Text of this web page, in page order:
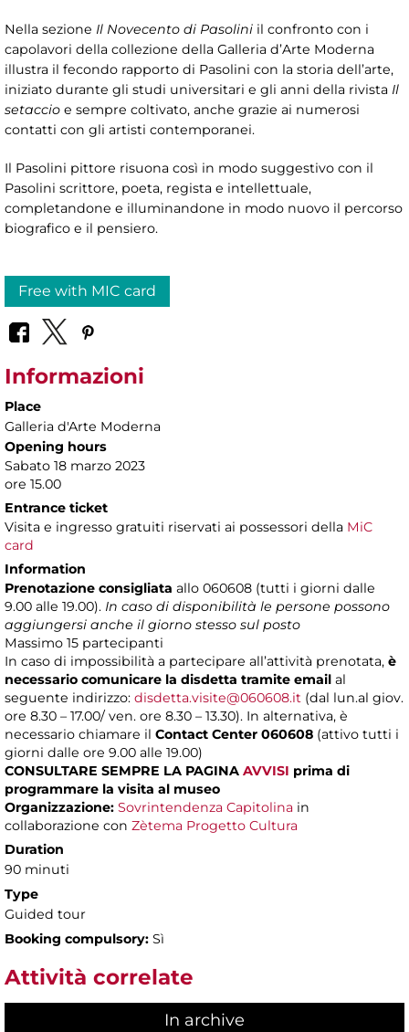
Nella sezione Il Novecento di Pasolini il confronto con i
capolavori della collezione della Galleria d’Arte Moderna
illustra il fecondo rapporto di Pasolini con la storia dell’arte,
iniziato durante gli studi universitari e gli anni della rivista Il
setaccio e sempre coltivato, anche grazie ai numerosi
contatti con gli artisti contemporanei.
Il Pasolini pittore risuona così in modo suggestivo con il
Pasolini scrittore, poeta, regista e intellettuale,
completandone e illuminandone in modo nuovo il percorso
biografico e il pensiero.
Free with MIC card
Informazioni
Place
Galleria d'Arte Moderna
Opening hours
Sabato 18 marzo 2023
ore 15.00
Entrance ticket
Visita e ingresso gratuiti riservati ai possessori della MiC
card
Information
Prenotazione consigliata allo 060608 (tutti i giorni dalle
9.00 alle 19.00). In caso di disponibilità le persone possono
aggiungersi anche il giorno stesso sul posto
Massimo 15 partecipanti
In caso di impossibilità a partecipare all’attività prenotata, è
necessario comunicare la disdetta tramite email al
seguente indirizzo: disdetta.visite@060608.it (dal lun.al giov.
ore 8.30 – 17.00/ ven. ore 8.30 – 13.30). In alternativa, è
necessario chiamare il Contact Center 060608 (attivo tutti i
giorni dalle ore 9.00 alle 19.00)
CONSULTARE SEMPRE LA PAGINA AVVISI prima di
programmare la visita al museo
Organizzazione: Sovrintendenza Capitolina in
collaborazione con Zètema Progetto Cultura
Duration
90 minuti
Type
Guided tour
Booking compulsory: Sì
Attività correlate
In archive